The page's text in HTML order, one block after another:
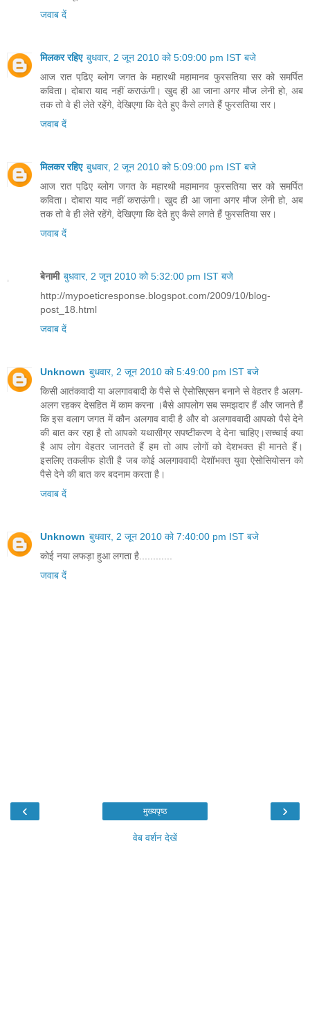
जवाब दें
मिलकर रहिए बुधवार, 2 जून 2010 को 5:09:00 pm IST बजे
आज रात पढि़ए ब्‍लोग जगत के महारथी महामानव फुरसतिया सर को समर्पित
कविता। दोबारा याद नहीं कराऊंगी। खुद ही आ जाना अगर मौज लेनी हो, अब
तक तो वे ही लेते रहेंगे, देखिएगा कि देते हुए कैसे लगते हैं फुरसतिया सर।
जवाब दें
मिलकर रहिए बुधवार, 2 जून 2010 को 5:09:00 pm IST बजे
आज रात पढि़ए ब्‍लोग जगत के महारथी महामानव फुरसतिया सर को समर्पित
कविता। दोबारा याद नहीं कराऊंगी। खुद ही आ जाना अगर मौज लेनी हो, अब
तक तो वे ही लेते रहेंगे, देखिएगा कि देते हुए कैसे लगते हैं फुरसतिया सर।
जवाब दें
बेनामी बुधवार, 2 जून 2010 को 5:32:00 pm IST बजे
http://mypoeticresponse.blogspot.com/2009/10/blog-
post_18.html
जवाब दें
Unknown बुधवार, 2 जून 2010 को 5:49:00 pm IST बजे
किसी आतंकवादी या अलगावबादी के पैसे से ऐसोसिएसन बनाने से वेहतर है अलग-
अलग रहकर देसहित में काम करना ।बैसे आपलोग सब समझदार हैं और जानते हैं
कि इस वलाग जगत में कौन अलगाव वादी है और वो अलगाववादी आपको पैसे देने
की बात कर रहा है तो आपको यथासीग्र सपष्टीकरण दे देना चाहिए।सच्चाई क्या
है आप लोग वेहतर जानतते हैं हम तो आप लोगों को देशभक्त ही मानते हैं।
इसलिए तकलीफ होती है जब कोई अलगाववादी देशॉभक्त युवा ऐसोसियोसन को
पैसे देने की बात कर बदनाम करता है।
जवाब दें
Unknown बुधवार, 2 जून 2010 को 7:40:00 pm IST बजे
कोई नया लफड़ा हुआ लगता है............
जवाब दें
‹ ›
मुख्यपृष्ठ
वेब वर्शन देखें